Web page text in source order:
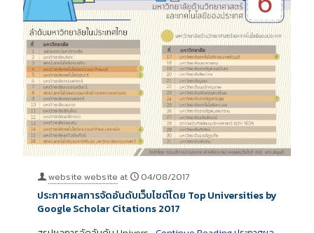
website website at 04/08/2017
ประกาศผลการจัดอันดับเว็บไซต์โดย Top Universities by
Google Scholar Citations 2017